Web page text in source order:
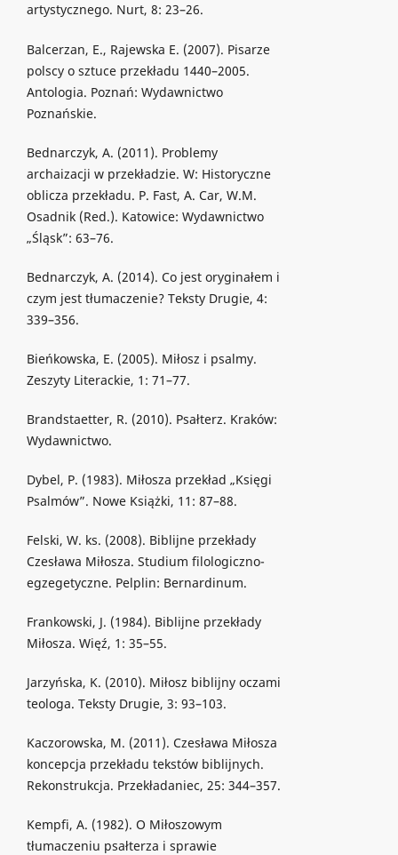
artystycznego. Nurt, 8: 23–26.
Balcerzan, E., Rajewska E. (2007). Pisarze
polscy o sztuce przekładu 1440–2005.
Antologia. Poznań: Wydawnictwo
Poznańskie.
Bednarczyk, A. (2011). Problemy
archaizacji w przekładzie. W: Historyczne
oblicza przekładu. P. Fast, A. Car, W.M.
Osadnik (Red.). Katowice: Wydawnictwo
„Śląsk”: 63–76.
Bednarczyk, A. (2014). Co jest oryginałem i
czym jest tłumaczenie? Teksty Drugie, 4:
339–356.
Bieńkowska, E. (2005). Miłosz i psalmy.
Zeszyty Literackie, 1: 71–77.
Brandstaetter, R. (2010). Psałterz. Kraków:
Wydawnictwo.
Dybel, P. (1983). Miłosza przekład „Księgi
Psalmów”. Nowe Książki, 11: 87–88.
Felski, W. ks. (2008). Biblijne przekłady
Czesława Miłosza. Studium filologiczno-
egzegetyczne. Pelplin: Bernardinum.
Frankowski, J. (1984). Biblijne przekłady
Miłosza. Więź, 1: 35–55.
Jarzyńska, K. (2010). Miłosz biblijny oczami
teologa. Teksty Drugie, 3: 93–103.
Kaczorowska, M. (2011). Czesława Miłosza
koncepcja przekładu tekstów biblijnych.
Rekonstrukcja. Przekładaniec, 25: 344–357.
Kempfi, A. (1982). O Miłoszowym
tłumaczeniu psałterza i sprawie